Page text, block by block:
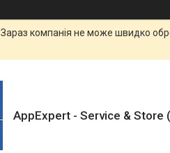
Зараз компанія не може швидко
AppExpert - Service &